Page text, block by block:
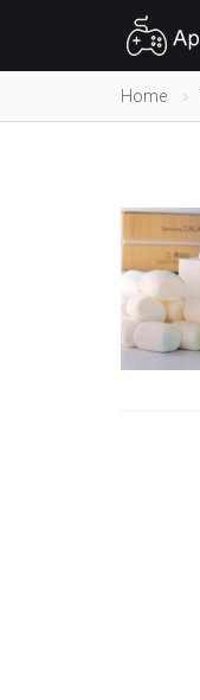
Home